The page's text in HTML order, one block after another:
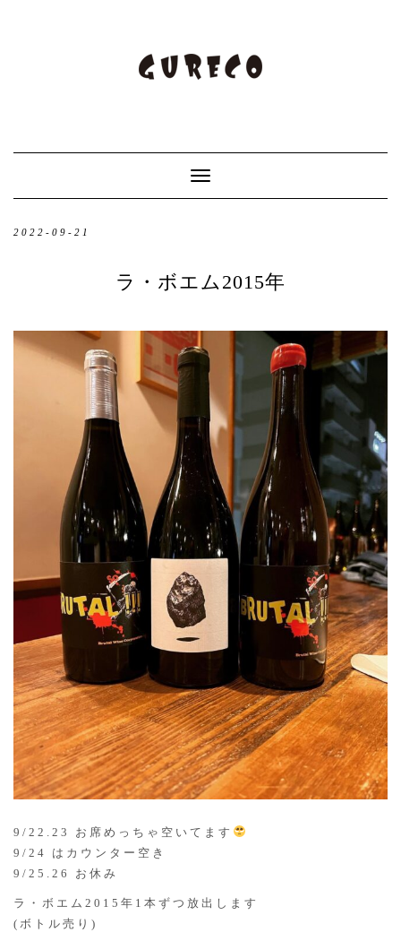
Toggle
Navigation
2022-09-21
ラ・ボエム2015年
9/22.23 お席めっちゃ空いてます
9/24 はカウンター空き
9/25.26 お休み
ラ・ボエム2015年1本ずつ放出します
(ボトル売り)